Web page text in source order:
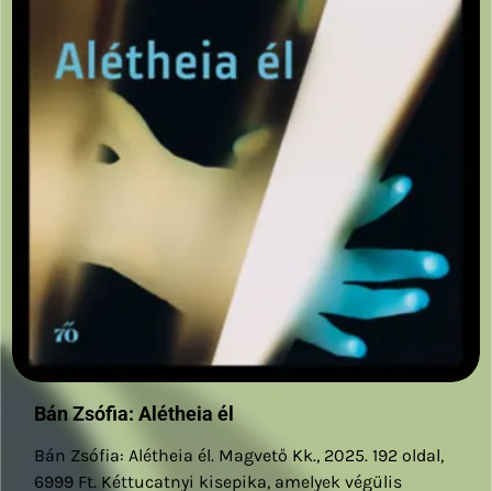
Bán Zsófia: Alétheia él
Bán Zsófia: Alétheia él. Magvető Kk., 2025. 192 oldal,
6999 Ft. Kéttucatnyi kisepika, amelyek végülis